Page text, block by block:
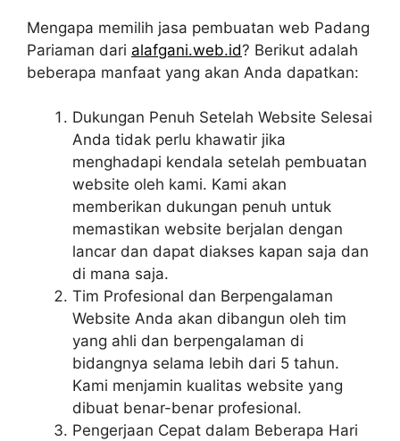
Mengapa memilih jasa pembuatan web Padang
Pariaman dari alafgani.web.id? Berikut adalah
beberapa manfaat yang akan Anda dapatkan:
Dukungan Penuh Setelah Website Selesai
Anda tidak perlu khawatir jika
menghadapi kendala setelah pembuatan
website oleh kami. Kami akan
memberikan dukungan penuh untuk
memastikan website berjalan dengan
lancar dan dapat diakses kapan saja dan
di mana saja.
Tim Profesional dan Berpengalaman
Website Anda akan dibangun oleh tim
yang ahli dan berpengalaman di
bidangnya selama lebih dari 5 tahun.
Kami menjamin kualitas website yang
dibuat benar-benar profesional.
Pengerjaan Cepat dalam Beberapa Hari